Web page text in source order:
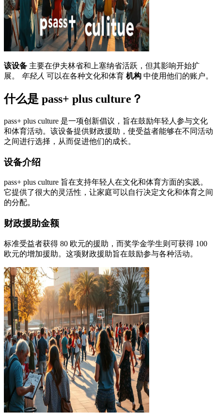
该设备 主要在伊夫林省和上塞纳省活跃，但其影响开始扩
展。 年轻人 可以在各种文化和体育 机构 中使用他们的账户。
什么是 pass+ plus culture？
pass+ plus culture 是一项创新倡议，旨在鼓励年轻人参与文化
和体育活动。该设备提供财政援助，使受益者能够在不同活动
之间进行选择，从而促进他们的成长。
设备介绍
pass+ plus culture 旨在支持年轻人在文化和体育方面的实践。
它提供了很大的灵活性，让家庭可以自行决定文化和体育之间
的分配。
财政援助金额
标准受益者获得 80 欧元的援助，而奖学金学生则可获得 100
欧元的增加援助。这项财政援助旨在鼓励参与各种活动。